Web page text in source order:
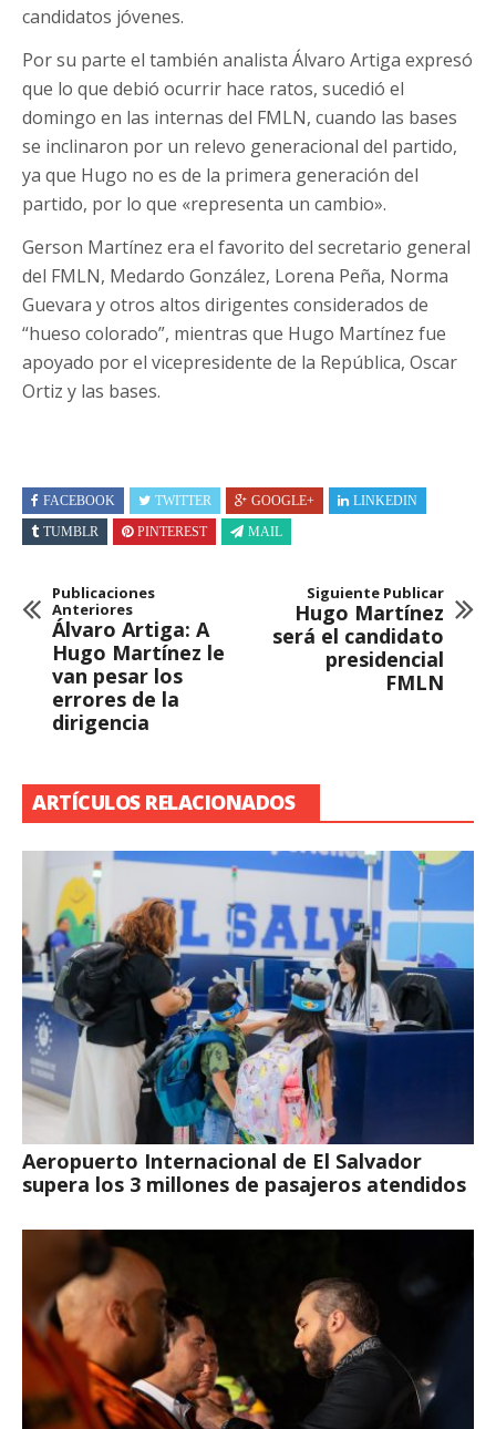
candidatos jóvenes.
Por su parte el también analista Álvaro Artiga expresó
que lo que debió ocurrir hace ratos, sucedió el
domingo en las internas del FMLN, cuando las bases
se inclinaron por un relevo generacional del partido,
ya que Hugo no es de la primera generación del
partido, por lo que «representa un cambio».
Gerson Martínez era el favorito del secretario general
del FMLN, Medardo González, Lorena Peña, Norma
Guevara y otros altos dirigentes considerados de
“hueso colorado”, mientras que Hugo Martínez fue
apoyado por el vicepresidente de la República, Oscar
Ortiz y las bases.
FACEBOOK TWITTER GOOGLE+
LINKEDIN
TUMBLR
PINTEREST MAIL
Publicaciones
Anteriores
Álvaro Artiga: A
Hugo Martínez le
van pesar los
errores de la
dirigencia
Siguiente Publicar
Hugo Martínez
será el candidato
presidencial
FMLN
ARTÍCULOS RELACIONADOS
Aeropuerto Internacional de El Salvador
supera los 3 millones de pasajeros atendidos